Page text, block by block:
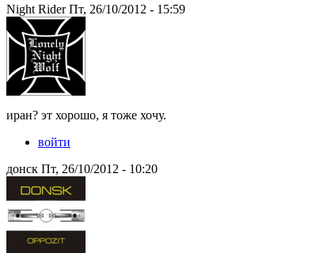
Night Rider Пт, 26/10/2012 - 15:59
иран? эт хорошо, я тоже хочу.
войти
донск Пт, 26/10/2012 - 10:20